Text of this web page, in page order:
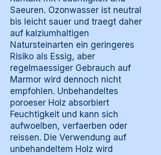
Saeuren. Ozonwasser ist neutral
bis leicht sauer und traegt daher
auf kalziumhaltigen
Natursteinarten ein geringeres
Risiko als Essig, aber
regelmaessiger Gebrauch auf
Marmor wird dennoch nicht
empfohlen. Unbehandeltes
poroeser Holz absorbiert
Feuchtigkeit und kann sich
aufwoelben, verfaerben oder
reissen. Die Verwendung auf
unbehandeltem Holz wird